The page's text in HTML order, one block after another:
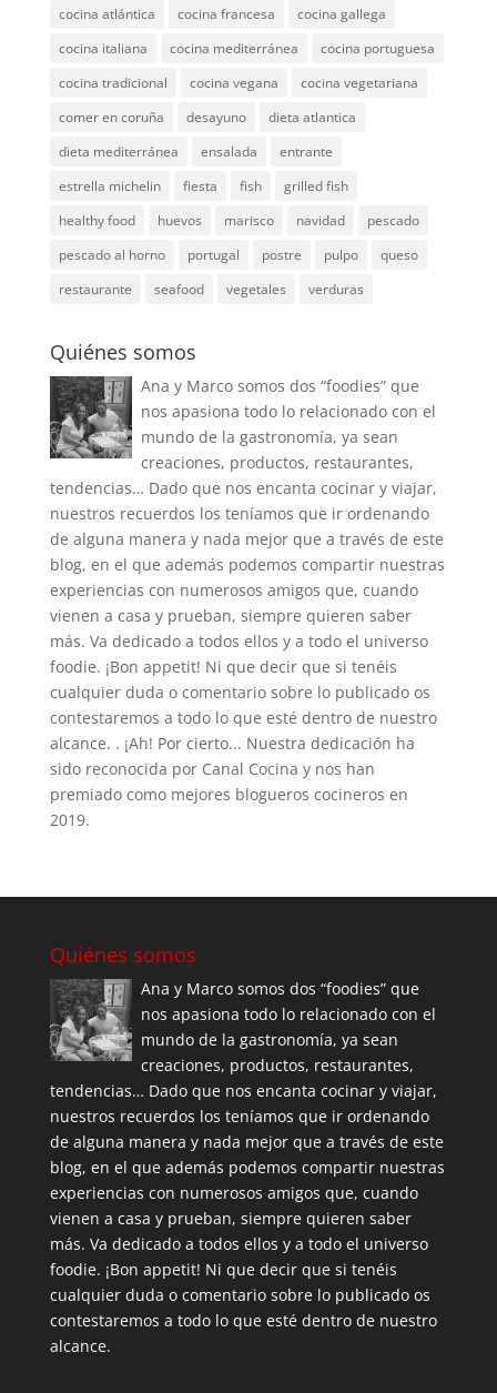
cocina atlántica
cocina francesa
cocina gallega
cocina italiana
cocina mediterránea
cocina portuguesa
cocina tradicional
cocina vegana
cocina vegetariana
comer en coruña
desayuno
dieta atlantica
dieta mediterránea
ensalada
entrante
estrella michelin
fiesta fish
grilled fish
healthy food
huevos marisco navidad
pescado
pescado al horno
portugal postre pulpo
queso
restaurante
seafood vegetales verduras
Quiénes somos
Ana y Marco somos dos “foodies” que
nos apasiona todo lo relacionado con el
mundo de la gastronomía, ya sean
creaciones, productos, restaurantes,
tendencias… Dado que nos encanta cocinar y viajar,
nuestros recuerdos los teníamos que ir ordenando
de alguna manera y nada mejor que a través de este
blog, en el que además podemos compartir nuestras
experiencias con numerosos amigos que, cuando
vienen a casa y prueban, siempre quieren saber
más. Va dedicado a todos ellos y a todo el universo
foodie. ¡Bon appetit! Ni que decir que si tenéis
cualquier duda o comentario sobre lo publicado os
contestaremos a todo lo que esté dentro de nuestro
alcance. . ¡Ah! Por cierto... Nuestra dedicación ha
sido reconocida por Canal Cocina y nos han
premiado como mejores blogueros cocineros en
2019.
Quiénes somos
Ana y Marco somos dos “foodies” que
nos apasiona todo lo relacionado con el
mundo de la gastronomía, ya sean
creaciones, productos, restaurantes,
tendencias… Dado que nos encanta cocinar y viajar,
nuestros recuerdos los teníamos que ir ordenando
de alguna manera y nada mejor que a través de este
blog, en el que además podemos compartir nuestras
experiencias con numerosos amigos que, cuando
vienen a casa y prueban, siempre quieren saber
más. Va dedicado a todos ellos y a todo el universo
foodie. ¡Bon appetit! Ni que decir que si tenéis
cualquier duda o comentario sobre lo publicado os
contestaremos a todo lo que esté dentro de nuestro
alcance.